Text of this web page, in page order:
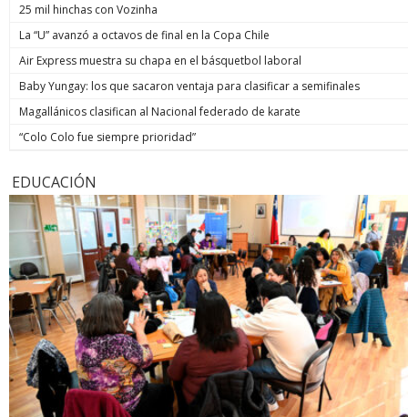
25 mil hinchas con Vozinha
La “U” avanzó a octavos de final en la Copa Chile
Air Express muestra su chapa en el básquetbol laboral
Baby Yungay: los que sacaron ventaja para clasificar a semifinales
Magallánicos clasifican al Nacional federado de karate
“Colo Colo fue siempre prioridad”
EDUCACIÓN